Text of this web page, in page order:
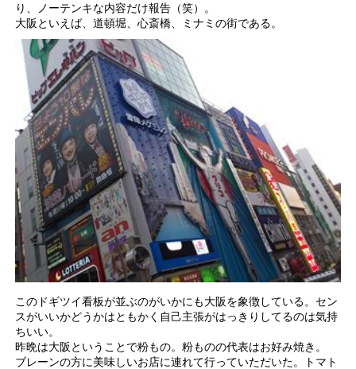
り、ノーテンキな内容だけ報告（笑）。
大阪といえば、道頓堀、心斎橋、ミナミの街である。
このドギツイ看板が並ぶのがいかにも大阪を象徴している。セン
スがいいかどうかはともかく自己主張がはっきりしてるのは気持
ちいい。
昨晩は大阪ということで粉もの。粉ものの代表はお好み焼き。
ブレーンの方に美味しいお店に連れて行っていただいた。トマト